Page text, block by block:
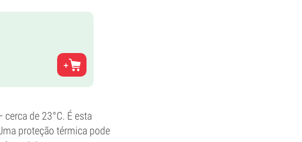
de 23°C. É esta
proteção térmica pode